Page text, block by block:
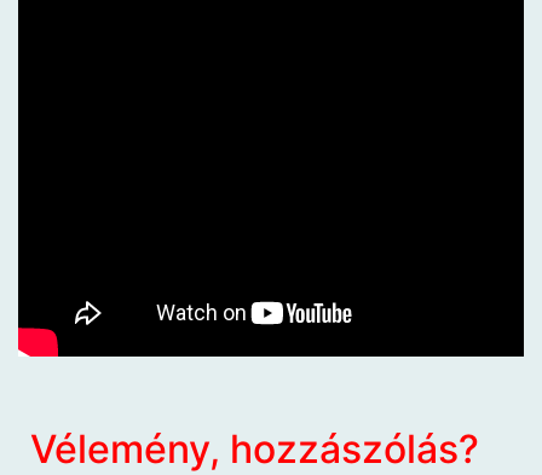
Vélemény, hozzászólás?